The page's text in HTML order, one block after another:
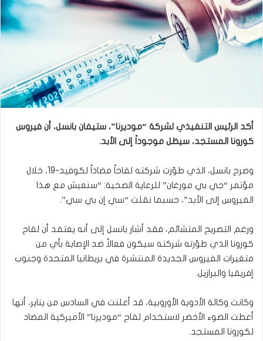
أكد الرئيس التنفيذي لشركة “موديرنا”، ستيفان بانسل، أن فيروس
كورونا المستجد، سيظل موجوداً إلى الأبد.
وصرح بانسل، الذي طوّرت شركته لقاحاً مضاداً لكوفيد-19، خلال
مؤتمر “جي بي مورغان” للرعاية الصحية: “سنعيش مع هذا
الفيروس إلى الأبد”، حسبما نقلت “سي إن بي سي”.
ورغم التصريح المتشائم، فقد أشار بانسل إلى أنه يعتقد أن لقاح
كورونا الذي طوّرته شركته سيكون فعالاً ضد الإصابة بأي من
متغيرات الفيروس الجديدة المنتشرة في بريطانيا المتحدة وجنوب
إفريقيا والبرازيل.
وكانت وكالة الأدوية الأوروبية، قد أعلنت في السادس من يناير، أنها
أعطت الضوء الأخضر لاستخدام لقاح “موديرنا” الأميركية المضاد
لكورونا المستجد.